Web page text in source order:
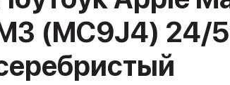
(MC9J4) 24/